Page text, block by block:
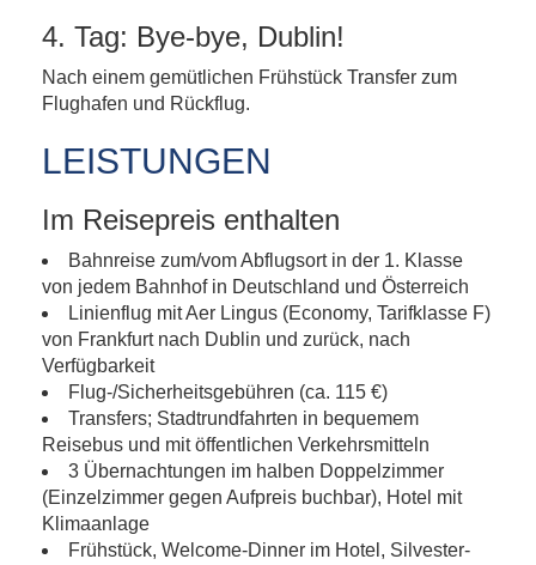
4. Tag: Bye-bye, Dublin!
Nach einem gemütlichen Frühstück Transfer zum
Flughafen und Rückflug.
LEISTUNGEN
Im Reisepreis enthalten
Bahnreise zum/vom Abflugsort in der 1. Klasse
von jedem Bahnhof in Deutschland und Österreich
Linienflug mit Aer Lingus (Economy, Tarifklasse F)
von Frankfurt nach Dublin und zurück, nach
Verfügbarkeit
Flug-/Sicherheitsgebühren (ca. 115 €)
Transfers; Stadtrundfahrten in bequemem
Reisebus und mit öffentlichen Verkehrsmitteln
3 Übernachtungen im halben Doppelzimmer
(Einzelzimmer gegen Aufpreis buchbar), Hotel mit
Klimaanlage
Frühstück, Welcome-Dinner im Hotel, Silvester-